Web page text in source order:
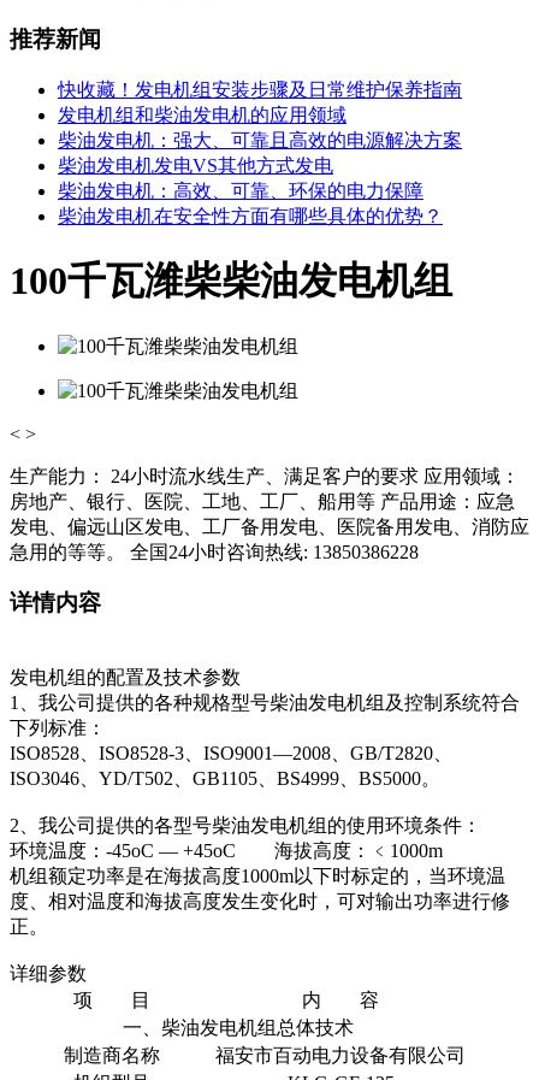
推荐新闻
快收藏！发电机组安装步骤及日常维护保养指南
发电机组和柴油发电机的应用领域
柴油发电机：强大、可靠且高效的电源解决方案
柴油发电机发电VS其他方式发电
柴油发电机：高效、可靠、环保的电力保障
柴油发电机在安全性方面有哪些具体的优势？
100千瓦潍柴柴油发电机组
< >
生产能力： 24小时流水线生产、满足客户的要求 应用领域：
房地产、银行、医院、工地、工厂、船用等 产品用途：应急
发电、偏远山区发电、工厂备用发电、医院备用发电、消防应
急用的等等。 全国24小时咨询热线: 13850386228
详情内容
发电机组的配置及技术参数
1、我公司提供的各种规格型号柴油发电机组及控制系统符合
下列标准：
ISO8528、ISO8528-3、ISO9001—2008、GB/T2820、
ISO3046、YD/T502、GB1105、BS4999、BS5000。
2、我公司提供的各型号柴油发电机组的使用环境条件：
环境温度：-45oC — +45oC 海拔高度：﹤1000m
机组额定功率是在海拔高度1000m以下时标定的，当环境温
度、相对温度和海拔高度发生变化时，可对输出功率进行修
正。
详细参数
项 目
内 容
一、柴油发电机组总体技术
制造商名称
福安市百动电力设备有限公司